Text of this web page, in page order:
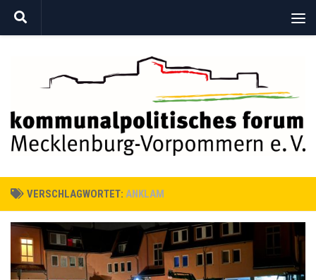
Zum Inhalt springen
VERSCHLAGWORTET: ANKLAM